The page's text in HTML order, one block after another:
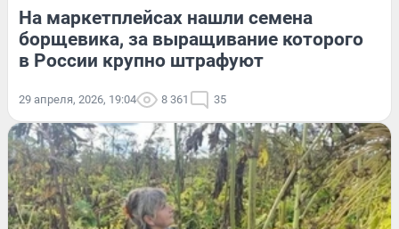
На маркетплейсах нашли семена
борщевика, за выращивание которого
в России крупно штрафуют
29 апреля, 2026, 19:04 8 361 35